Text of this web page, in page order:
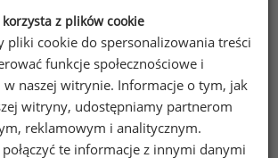
zgodę na przetwarzanie moich
osobowych zawartych w
z plików cookie
pliki cookie do spersonalizowania treści
funkcje społecznościowe i
w naszej witrynie. Informacje o tym, jak
witryny, udostępniamy partnerom
reklamowym i analitycznym.
te informacje z innymi danymi